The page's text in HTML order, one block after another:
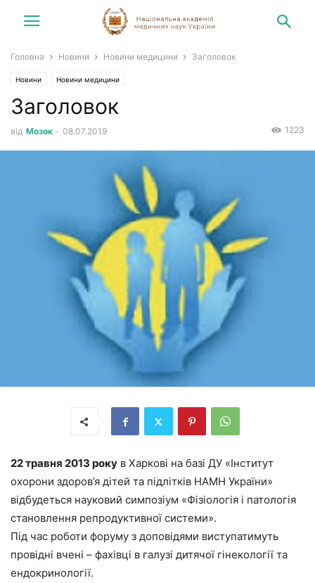
Головна Новини Новини медицини Заголовок
Новини Новини медицини
Заголовок
від Мозок - 08.07.2019 1223
22 травня 2013 року в Харкові на базі ДУ «Інститут
охорони здоров’я дітей та підлітків НАМН України»
відбудеться науковий симпозіум «Фізіологія і патологія
становлення репродуктивної системи».
Під час роботи форуму з доповідями виступатимуть
провідні вчені – фахівці в галузі дитячої гінекології та
ендокринології.